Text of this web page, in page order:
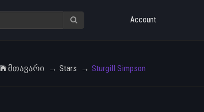
Account
Მთავარი Stars Sturgill Simpson